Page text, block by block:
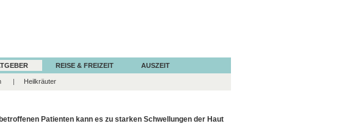
REISE & FREIZEIT AUSZEIT
Heilkräuter
Patienten kann es zu starken Schwellungen der Haut